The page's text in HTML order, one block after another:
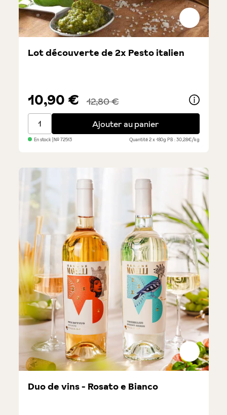
Lot découverte de 2x Pesto italien
10,90 € 12,80 €
Lot découverte de 2x Pesto italien
Ajouter au panier
En stock | №72513 Quantité2 x 180gPB : 30,28€/kg
Duo de vins - Rosato e Bianco